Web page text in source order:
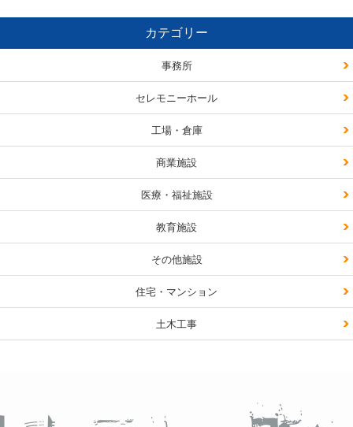
カテゴリー
事務所
セレモニーホール
工場・倉庫
商業施設
医療・福祉施設
教育施設
その他施設
住宅・マンション
土木工事